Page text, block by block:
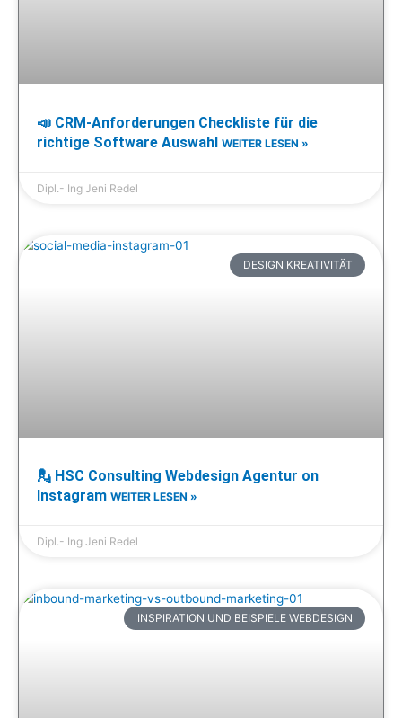
📣 CRM-Anforderungen Checkliste für die
richtige Software Auswahl WEITER LESEN »
Dipl.- Ing Jeni Redel
DESIGN KREATIVITÄT
💂 HSC Consulting Webdesign Agentur on
Instagram WEITER LESEN »
Dipl.- Ing Jeni Redel
INSPIRATION UND BEISPIELE WEBDESIGN